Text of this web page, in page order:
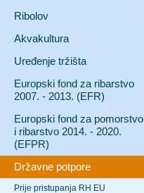
Ribolov
Akvakultura
Uređenje tržišta
Europski fond za ribarstvo
2007. - 2013. (EFR)
Europski fond za pomorstvo
i ribarstvo 2014. - 2020.
(EFPR)
Državne potpore
Prije pristupanja RH EU